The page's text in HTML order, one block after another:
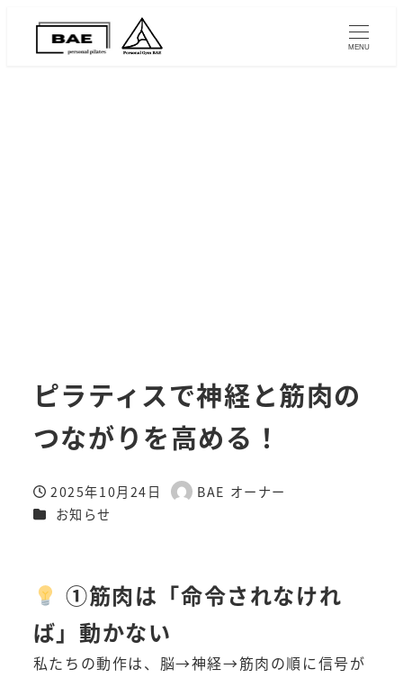
MENU
ピラティスで神経と筋肉の
つながりを高める！
投稿日
2025年10月24日
著
BAE オーナー
カテゴリー
お知らせ
①筋肉は「命令されなけれ
ば」動かない
私たちの動作は、脳→神経→筋肉の順に信号が